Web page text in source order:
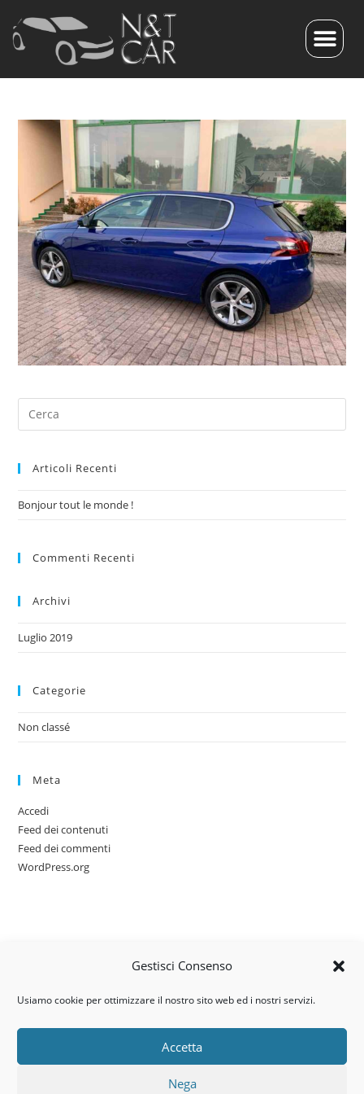
Gestisci Consenso
Usiamo cookie per ottimizzare il nostro sito web ed i nostri servizi.
Accetta
Nega
Articoli Recenti
Bonjour tout le monde !
Commenti Recenti
Archivi
Luglio 2019
Categorie
Non classé
Meta
Accedi
Feed dei contenuti
Feed dei commenti
WordPress.org
Via dell’artigianato, 14 – 31030